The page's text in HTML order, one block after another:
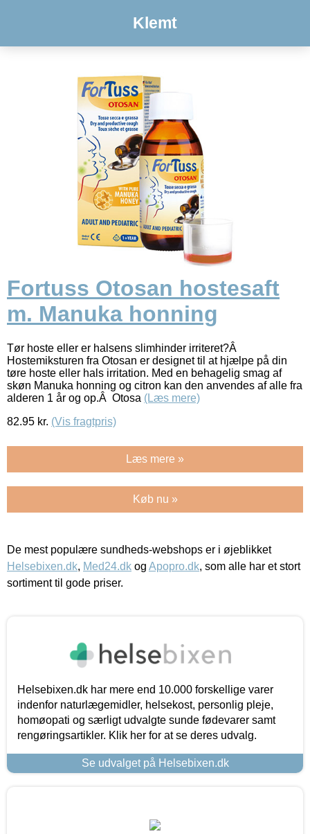
Klemt
Fortuss Otosan hostesaft
m. Manuka honning
Tør hoste eller er halsens slimhinder irriteret?Â
Hostemiksturen fra Otosan er designet til at hjælpe på din
tøre hoste eller hals irritation. Med en behagelig smag af
skøn Manuka honning og citron kan den anvendes af alle fra
alderen 1 år og op.Â Otosa (Læs mere)
82.95 kr. (Vis fragtpris)
Læs mere »
Køb nu »
De mest populære sundheds-webshops er i øjeblikket
Helsebixen.dk, Med24.dk og Apopro.dk, som alle har et stort
sortiment til gode priser.
Helsebixen.dk har mere end 10.000 forskellige varer
indenfor naturlægemidler, helsekost, personlig pleje,
homøopati og særligt udvalgte sunde fødevarer samt
rengøringsartikler. Klik her for at se deres udvalg.
Se udvalget på Helsebixen.dk